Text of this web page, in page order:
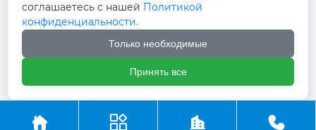
winston-xu@hengdingfan.com
+86-13806434669
 +86 13806434669
   
соглашаетесь с нашей Политикой
конфиденциальности.
Только необходимые
Принять все